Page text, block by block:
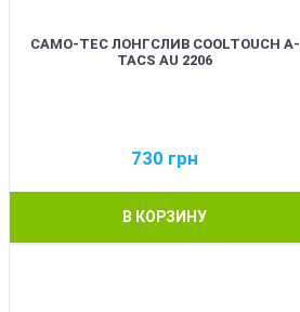
CAMO-TEC ЛОНГСЛИВ COOLTOUCH A-
TACS AU 2206
730 грн
В КОРЗИНУ